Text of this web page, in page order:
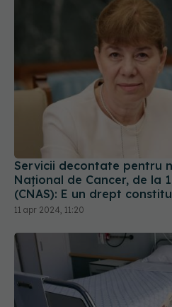
Servicii decontate pentru
Naţional de Cancer, de la
(CNAS): E un drept
boală. Nu e normal să
11 apr 2024, 11:20